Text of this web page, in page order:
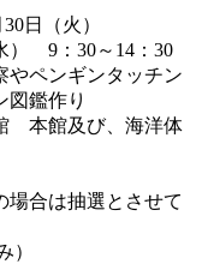
日（火）
） 9：30～14：30
ペンギンタッチン
図鑑作り
館及び、海洋体
合は抽選とさせて
）